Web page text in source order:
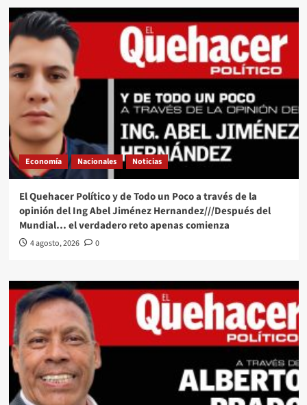
Economía Nacionales Noticias
El Quehacer Político y de Todo un Poco a través de la
opinión del Ing Abel Jiménez Hernandez///Después del
Mundial… el verdadero reto apenas comienza
4 agosto, 2026 0